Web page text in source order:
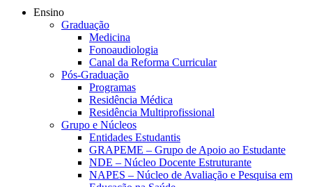
Ensino
Graduação
Medicina
Fonoaudiologia
Canal da Reforma Curricular
Pós-Graduação
Programas
Residência Médica
Residência Multiprofissional
Grupo e Núcleos
Entidades Estudantis
GRAPEME – Grupo de Apoio ao Estudante
NDE – Núcleo Docente Estruturante
NAPES – Núcleo de Avaliação e Pesquisa em